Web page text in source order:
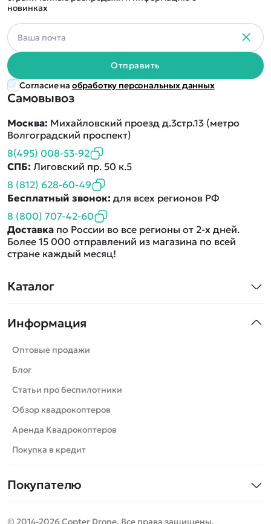
Каталог
Машинки
Танки
Вертолеты
Катера
Роботы
Самолеты
Сборные модели
Спецтехника
Информация
Оптовые продажи
Блог
Статьи про беспилотники
Обзор квадрокоптеров
Аренда Квадрокоптеров
Покупка в кредит
Покупателю
Самовывоз
Москва: Михайловский проезд д.3стр.13 (метро
Волгоградский проспект)
8(495) 008-53-92
СПБ: Лиговский пр. 50 к.5
8 (812) 628-60-49
Бесплатный звонок: для всех регионов РФ
8 (800) 707-42-60
Доставка по России во все регионы от 2-х дней.
Более 15 000 отправлений из магазина по всей
стране каждый месяц!
новинках
Отправить
Согласие на обработку персональных данных
© 2014-2026 Copter Drone. Все права защищены.